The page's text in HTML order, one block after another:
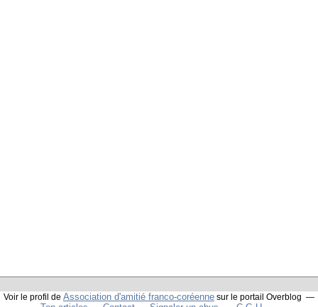
Voir le profil de Association d'amitié franco-coréenne sur le portail Overblog